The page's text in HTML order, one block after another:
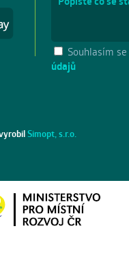
Souhlasím se
údajů
Simopt, s.r.o.